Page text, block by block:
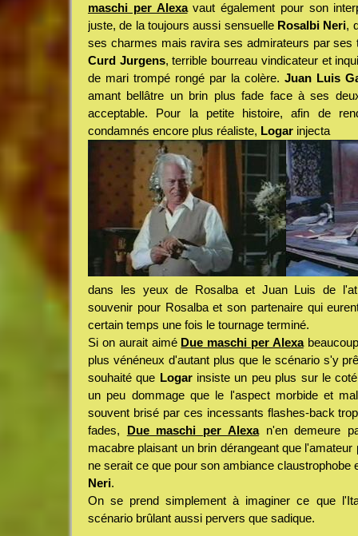
maschi per Alexavaut également pour son
juste, de la toujours aussi sensuelle Rosalbi Neri,
ses charmes mais ravira ses admirateurs par ses
Curd Jurgens, terrible bourreau vindicateur et
de mari trompé rongé par la colère. Juan Luis
amant bellâtre un brin plus fade face à ses
acceptable. Pour la petite histoire, afin de
condamnés encore plus réaliste, Logar injecta
dans les yeux de Rosalba et Juan Luis de
souvenir pour Rosalba et son partenaire qui
certain temps une fois le tournage terminé.
Si on aurait aimé Due maschi per Alexa
plus vénéneux d'autant plus que le scénario s'y
souhaité que Logarinsiste un peu plus sur le
un peu dommage que le l'aspect morbide et
souvent brisé par ces incessants flashes-back
fades, Due maschi per Alexan'en demeure
macabre plaisant un brin dérangeant que
ne serait ce que pour son ambiance claustrophobe
Neri.
On se prend simplement à imaginer ce que
scénario brûlant aussi pervers que sadique.